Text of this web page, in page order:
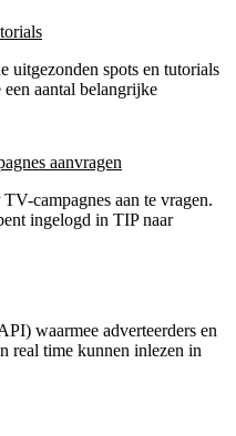
uitgezonden spots en tutorials
aantal belangrijke
aanvragen
campagnes aan te vragen.
ingelogd in TIP naar
waarmee adverteerders en
real time kunnen inlezen in